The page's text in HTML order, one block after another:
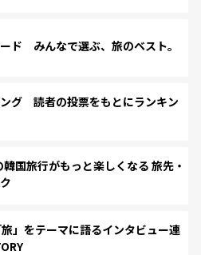
ド みんなで選ぶ、旅のベスト。
グ 読者の投票をもとにランキン
国旅行がもっと楽しくなる 旅先・
」をテーマに語るインタビュー連